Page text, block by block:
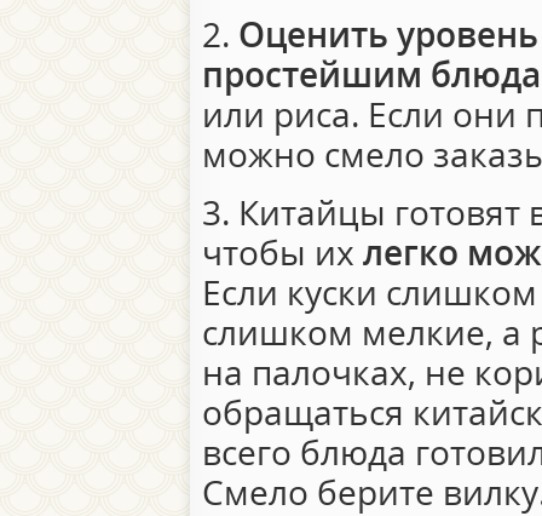
2. Оценить
простейшим
или риса. Если они
можно смело
3. Китайцы готовят
чтобы их легко
Если куски
слишком мелкие, а
на палочках, не
обращаться
всего блюда
Смело берите